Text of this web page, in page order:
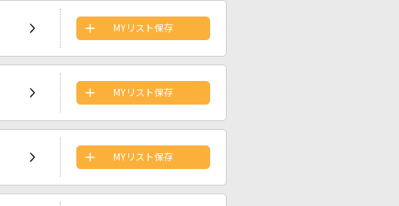
MYリスト保存
MYリスト保存
MYリスト保存